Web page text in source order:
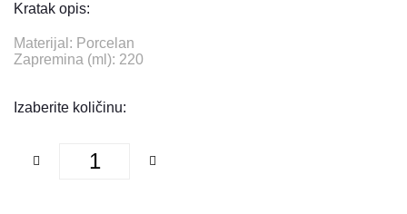
Kratak opis:
Materijal: Porcelan
Zapremina (ml): 220
Izaberite količinu: